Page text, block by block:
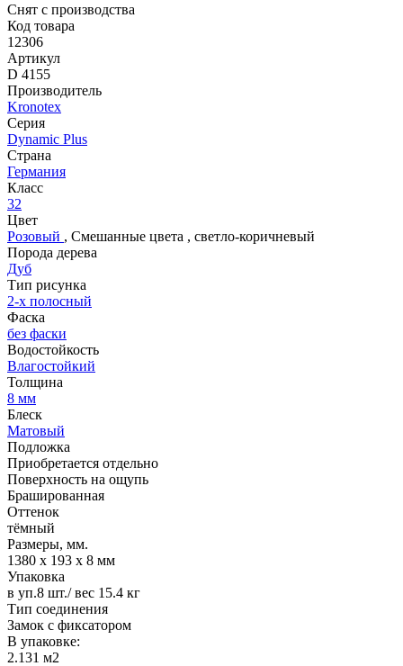
Снят с производства
Код товара
12306
Артикул
D 4155
Производитель
Kronotex
Серия
Dynamic Plus
Страна
Германия
Класс
32
Цвет
Розовый , Смешанные цвета , светло-коричневый
Порода дерева
Дуб
Тип рисунка
2-х полосный
Фаска
без фаски
Водостойкость
Влагостойкий
Толщина
8 мм
Блеск
Матовый
Подложка
Приобретается отдельно
Поверхность на ощупь
Брашированная
Оттенок
тёмный
Размеры, мм.
1380 х 193 х 8 мм
Упаковка
в уп.8 шт./ вес 15.4 кг
Тип соединения
Замок с фиксатором
В упаковке:
2.131 м2